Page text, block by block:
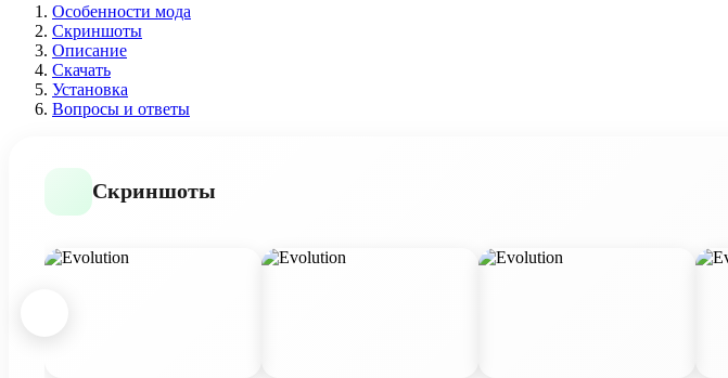
Особенности мода
Скриншоты
Описание
Скачать
Установка
Вопросы и ответы
Скриншоты